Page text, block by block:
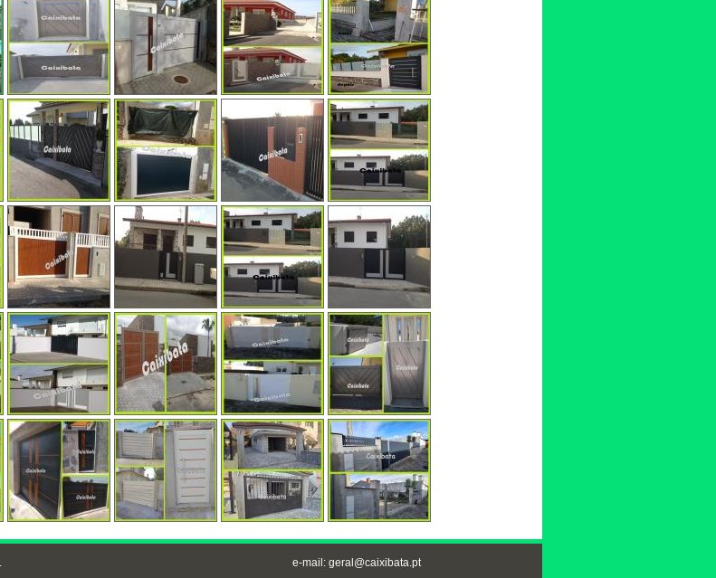
e-mail: geral@caixibata.pt